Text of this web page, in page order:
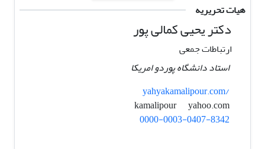
هیات تحریریه
دکتر یحیی کمالی پور
ارتباطات جمعی
استاد دانشگاه پوردو امریکا
yahyakamalipour.com/
yahoo.com
0000-0003-0407-8342